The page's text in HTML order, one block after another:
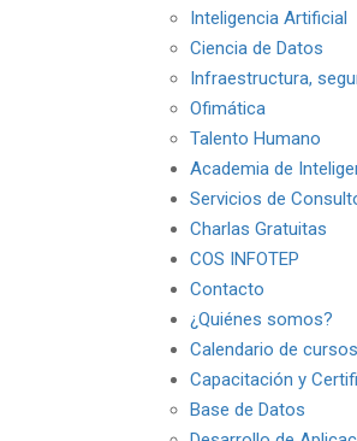
Inteligencia Artificial
Ciencia de Datos
Infraestructura,
Ofimática
Talento Humano
Academia de
Servicios de
Charlas Gratuitas
COS INFOTEP
Contacto
¿Quiénes somos?
Calendario de cursos
Capacitación y
Base de Datos